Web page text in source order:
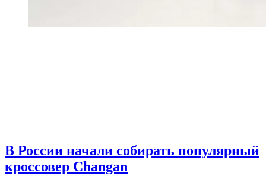
В России начали собирать популярный
кроссовер Changan